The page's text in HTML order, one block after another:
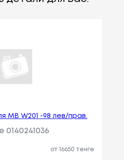
MB W201 -98 лев/прав.
0140241036
от 16650 тенге